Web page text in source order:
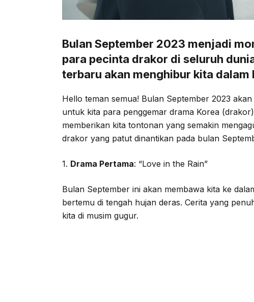
Bulan September 2023 menjadi
para pecinta drakor di seluruh
terbaru akan menghibur kita dalam
Hello teman semua! Bulan September 2023
untuk kita para penggemar drama Korea
memberikan kita tontonan yang semakin
drakor yang patut dinantikan pada bulan
1. Drama Pertama: “Love in the Rain”
Bulan September ini akan membawa kita ke
bertemu di tengah hujan deras. Cerita yang
kita di musim gugur.